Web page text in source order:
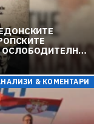
& КОМЕНТАРИ